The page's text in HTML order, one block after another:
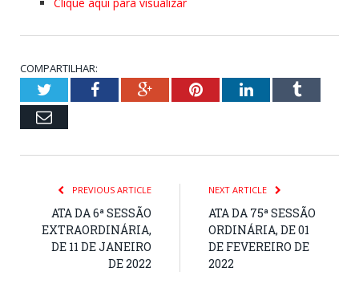
COMPARTILHAR:
TwitterFacebookGoogle+PinterestLinkedInTumblr
Email
PREVIOUS ARTICLE
ATA DA 6ª SESSÃO
EXTRAORDINÁRIA,
DE 11 DE JANEIRO
DE 2022
NEXT ARTICLE
ATA DA 75ª SESSÃO
ORDINÁRIA, DE 01
DE FEVEREIRO DE
2022